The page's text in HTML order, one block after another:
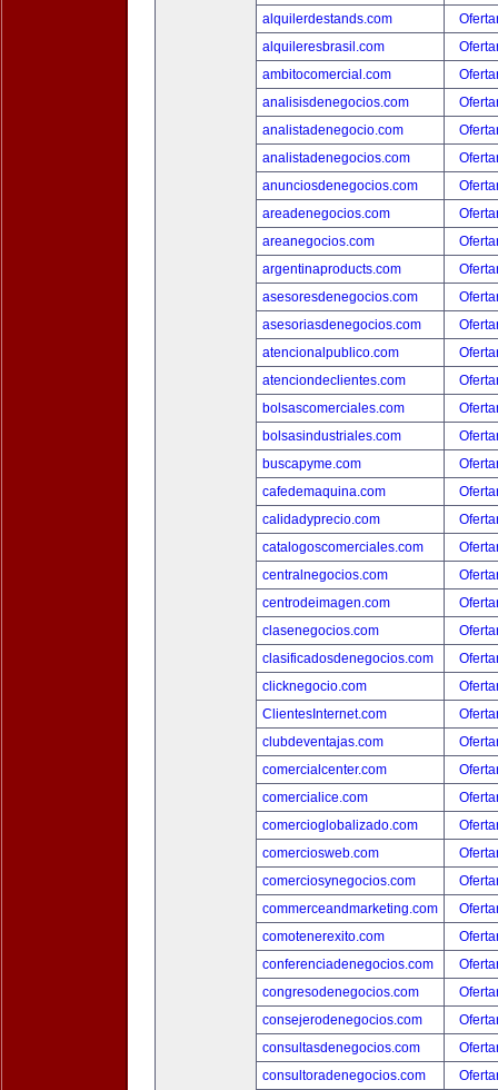
alquilerdestands.com
alquileresbrasil.com
ambitocomercial.com
analisisdenegocios.com
analistadenegocio.com
analistadenegocios.com
anunciosdenegocios.com
areadenegocios.com
areanegocios.com
argentinaproducts.com
asesoresdenegocios.com
asesoriasdenegocios.com
atencionalpublico.com
atenciondeclientes.com
bolsascomerciales.com
bolsasindustriales.com
buscapyme.com
cafedemaquina.com
calidadyprecio.com
catalogoscomerciales.com
centralnegocios.com
centrodeimagen.com
clasenegocios.com
clasificadosdenegocios.com
clicknegocio.com
ClientesInternet.com
clubdeventajas.com
comercialcenter.com
comercialice.com
comercioglobalizado.com
comerciosweb.com
comerciosynegocios.com
commerceandmarketing.com
comotenerexito.com
conferenciadenegocios.com
congresodenegocios.com
consejerodenegocios.com
consultasdenegocios.com
consultoradenegocios.com